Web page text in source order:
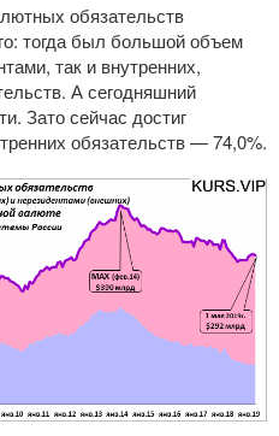
обязательств
: тогда был большой объем
так и внутренних,
А сегодняшний
Зато сейчас достиг
обязательств — 74,0%.